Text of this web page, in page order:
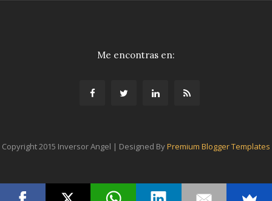
Me encontras en:
Copyright 2015 Inversor Angel | Designed ByPremium Blogger Templates